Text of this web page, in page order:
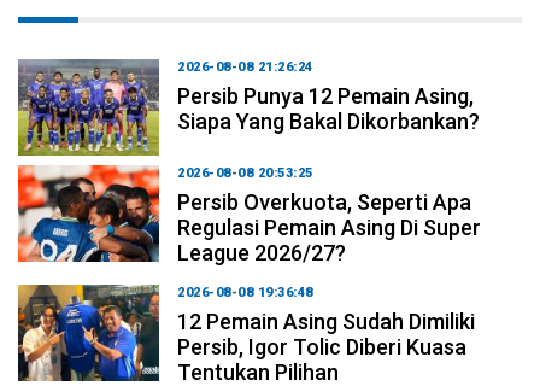
2026-08-08 21:26:24
Persib Punya 12 Pemain Asing,
Siapa Yang Bakal Dikorbankan?
2026-08-08 20:53:25
Persib Overkuota, Seperti Apa
Regulasi Pemain Asing Di Super
League 2026/27?
2026-08-08 19:36:48
12 Pemain Asing Sudah Dimiliki
Persib, Igor Tolic Diberi Kuasa
Tentukan Pilihan